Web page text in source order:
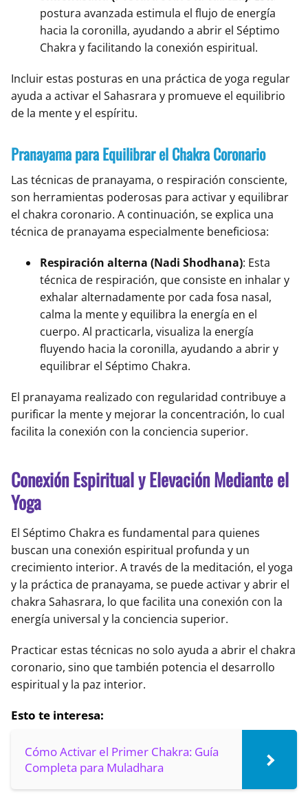
postura avanzada estimula el flujo de energía
hacia la coronilla, ayudando a abrir el Séptimo
Chakra y facilitando la conexión espiritual.
Incluir estas posturas en una práctica de yoga regular
ayuda a activar el Sahasrara y promueve el equilibrio
de la mente y el espíritu.
Pranayama para Equilibrar el Chakra Coronario
Las técnicas de pranayama, o respiración consciente,
son herramientas poderosas para activar y equilibrar
el chakra coronario. A continuación, se explica una
técnica de pranayama especialmente beneficiosa:
Respiración alterna (Nadi Shodhana): Esta
técnica de respiración, que consiste en inhalar y
exhalar alternadamente por cada fosa nasal,
calma la mente y equilibra la energía en el
cuerpo. Al practicarla, visualiza la energía
fluyendo hacia la coronilla, ayudando a abrir y
equilibrar el Séptimo Chakra.
El pranayama realizado con regularidad contribuye a
purificar la mente y mejorar la concentración, lo cual
facilita la conexión con la conciencia superior.
Conexión Espiritual y Elevación Mediante el
Yoga
El Séptimo Chakra es fundamental para quienes
buscan una conexión espiritual profunda y un
crecimiento interior. A través de la meditación, el yoga
y la práctica de pranayama, se puede activar y abrir el
chakra Sahasrara, lo que facilita una conexión con la
energía universal y la conciencia superior.
Practicar estas técnicas no solo ayuda a abrir el chakra
coronario, sino que también potencia el desarrollo
espiritual y la paz interior.
Esto te interesa:
Cómo Activar el Primer Chakra: Guía
Completa para Muladhara